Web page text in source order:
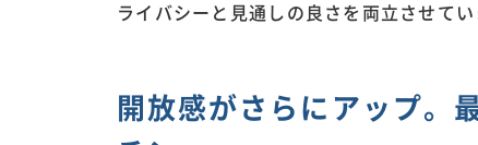
ライバシーと見通しの良さを両立させてい
開放感がさらにアップ。